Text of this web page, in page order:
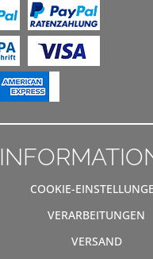
COOKIE-
VERARBEITUNGEN
VERSAND